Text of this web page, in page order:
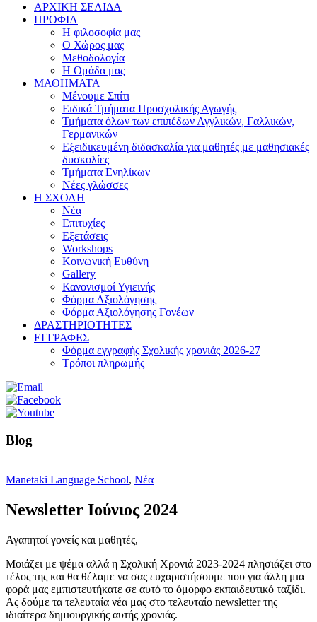
ΑΡΧΙΚΗ ΣΕΛΙΔΑ
ΠΡΟΦΙΛ
Η φιλοσοφία μας
Ο Χώρος μας
Μεθοδολογία
Η Ομάδα μας
ΜΑΘΗΜΑΤΑ
Μένουμε Σπίτι
Ειδικά Τμήματα Προσχολικής Αγωγής
Τμήματα όλων των επιπέδων Αγγλικών, Γαλλικών,
Γερμανικών
Εξειδικευμένη διδασκαλία για μαθητές με μαθησιακές
δυσκολίες
Τμήματα Ενηλίκων
Νέες γλώσσες
Η ΣΧΟΛΗ
Νέα
Επιτυχίες
Εξετάσεις
Workshops
Κοινωνική Ευθύνη
Gallery
Κανονισμοί Υγιεινής
Φόρμα Αξιολόγησης
Φόρμα Αξιολόγησης Γονέων
ΔΡΑΣΤΗΡΙΟΤΗΤΕΣ
ΕΓΓΡΑΦΕΣ
Φόρμα εγγραφής Σχολικής χρονιάς 2026-27
Τρόποι πληρωμής
Blog
Manetaki Language School, Νέα
Newsletter Ιούνιος 2024
Αγαπητοί γονείς και μαθητές,
Μοιάζει με ψέμα αλλά η Σχολική Χρονιά 2023-2024 πλησιάζει στο
τέλος της και θα θέλαμε να σας ευχαριστήσουμε που για άλλη μια
φορά μας εμπιστευτήκατε σε αυτό το όμορφο εκπαιδευτικό ταξίδι.
Ας δούμε τα τελευταία νέα μας στο τελευταίο newsletter της
ιδιαίτερα δημιουργικής αυτής χρονιάς.